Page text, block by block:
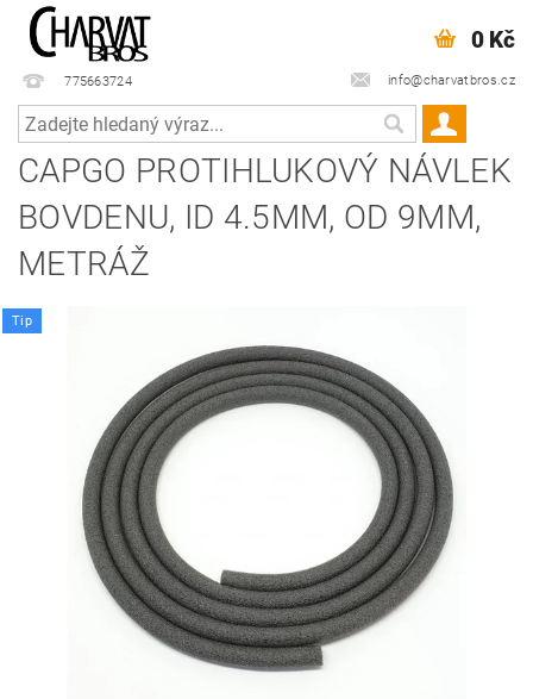
775663724 info@charvatbros.cz
0 Kč
CAPGO PROTIHLUKOVÝ NÁVLEK
BOVDENU, ID 4.5MM, OD 9MM,
METRÁŽ
Tip